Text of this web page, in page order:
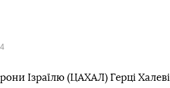
Ізраїлю (ЦАХАЛ) Герці Халеві